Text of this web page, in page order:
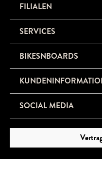
FILIALEN
SERVICES
BIKESNBOARDS
SOCIAL MEDIA